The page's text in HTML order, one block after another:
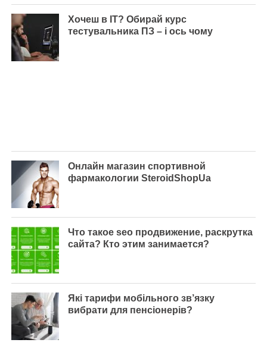
Хочеш в IT? Обирай курс
тестувальника ПЗ – і ось чому
Онлайн магазин спортивной
фармакологии SteroidShopUa
Что такое seo продвижение, раскрутка
сайта? Кто этим занимается?
Які тарифи мобільного зв’язку
вибрати для пенсіонерів?